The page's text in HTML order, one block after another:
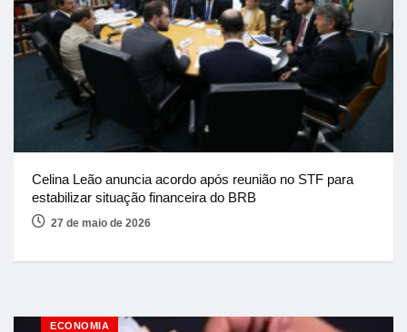
Celina Leão anuncia acordo após reunião no STF para
estabilizar situação financeira do BRB
27 de maio de 2026
ECONOMIA